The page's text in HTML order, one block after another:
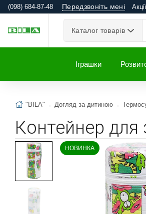
(098) 684-87-48 Передзвоніть мені Акції
Каталог товарів
Іграшки
"BILA" Догляд за дитиною
Контейнер для
НОВИНКА